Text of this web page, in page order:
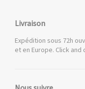
Livraison
Expédition sous 72h
et en Europe. Click